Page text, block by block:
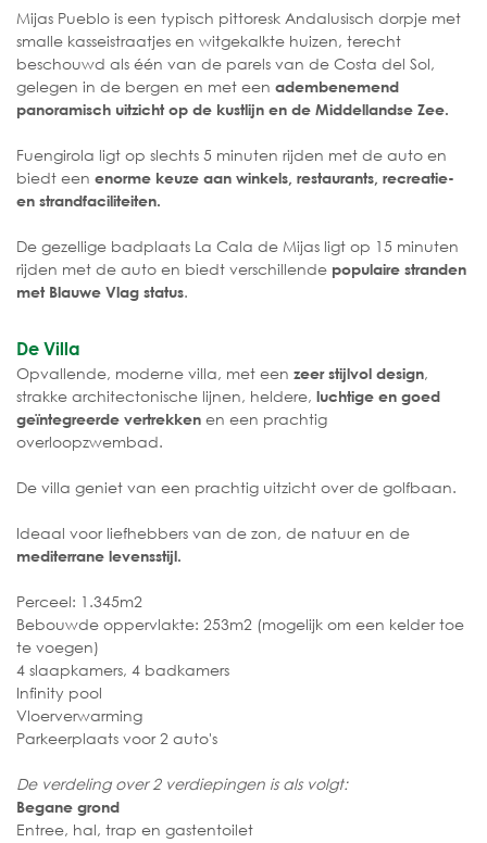
Mijas Pueblo is een typisch pittoresk Andalusisch dorpje met
smalle kasseistraatjes en witgekalkte huizen, terecht
beschouwd als één van de parels van de Costa del Sol,
gelegen in de bergen en met een adembenemend
panoramisch uitzicht op de kustlijn en de Middellandse Zee.
Fuengirola ligt op slechts 5 minuten rijden met de auto en
biedt een enorme keuze aan winkels, restaurants, recreatie-
en strandfaciliteiten.
De gezellige badplaats La Cala de Mijas ligt op 15 minuten
rijden met de auto en biedt verschillende populaire stranden
met Blauwe Vlag status.
De Villa
Opvallende, moderne villa, met een zeer stijlvol design,
strakke architectonische lijnen, heldere, luchtige en goed
geïntegreerde vertrekken en een prachtig
overloopzwembad.
De villa geniet van een prachtig uitzicht over de golfbaan.
Ideaal voor liefhebbers van de zon, de natuur en de
mediterrane levensstijl.
Perceel: 1.345m2
Bebouwde oppervlakte: 253m2 (mogelijk om een kelder toe
te voegen)
4 slaapkamers, 4 badkamers
Infinity pool
Vloerverwarming
Parkeerplaats voor 2 auto's
De verdeling over 2 verdiepingen is als volgt:
Begane grond
Entree, hal, trap en gastentoilet